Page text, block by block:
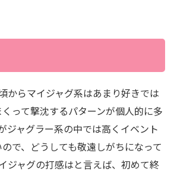
からマイジャグ系はあまり好きでは
って撃沈するパターンが個人的に多
ジャグラー系の中では高くイベント
で、どうしても敬遠しがちになって
ジャグの打感はと言えば、初めて終